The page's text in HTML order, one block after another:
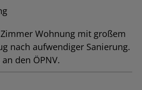
Wohnung mit großem
nach aufwendiger Sanierung.
den ÖPNV.